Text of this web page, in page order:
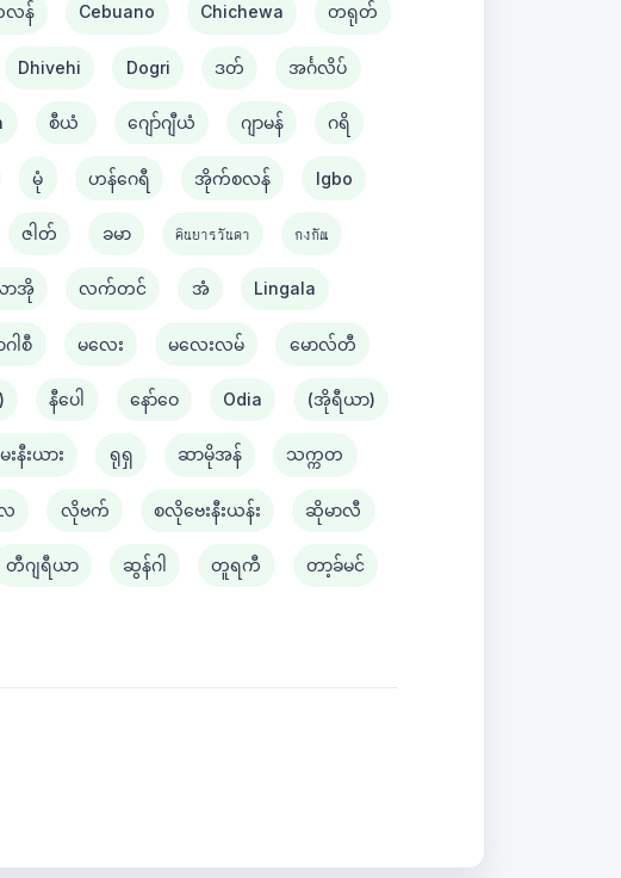
န် Cebuano Chichewa တရုတ်
Dhivehi Dogri ဒတ် အင်္ဂလိပ်
စီယံ ​​ ဂျော်ဂျီယံ ဂျာမန် ဂရိ
မုံ ဟန်ဂေရီ အိုက်စလန် Igbo
ဇါတ် ခမာ คินยารวันดา กงกัณ
ာအို လက်တင် အံ Lingala
ါစီ မလေး မလေးလမ် မောလ်တီ
နီပေါ နော်ဝေ Odia (အိုရီယာ)
းနီးယား ရုရှ ဆာမိုအန် သက္ကတ
လိုဗက် စလိုဗေးနီးယန်း ဆိုမာလီ
တီဂျရီယာ ဆွန်ဂါ တူရကီ တာ့ခ်မင်